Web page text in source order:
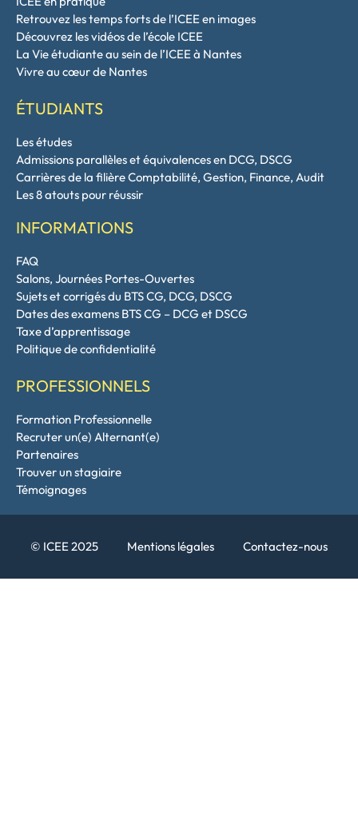
Retrouvez les temps forts de l’ICEE en images
Découvrez les vidéos de l’école ICEE
La Vie étudiante au sein de l’ICEE à Nantes
Vivre au cœur de Nantes
ÉTUDIANTS
Les études
Admissions parallèles et équivalences en DCG, DSCG
Carrières de la filière Comptabilité, Gestion, Finance, Audit
Les 8 atouts pour réussir
INFORMATIONS
FAQ
Salons, Journées Portes-Ouvertes
Sujets et corrigés du BTS CG, DCG, DSCG
Dates des examens BTS CG – DCG et DSCG
Taxe d’apprentissage
Politique de confidentialité
PROFESSIONNELS
Formation Professionnelle
Recruter un(e) Alternant(e)
Partenaires
Trouver un stagiaire
Témoignages
© ICEE 2025 Mentions légales Contactez-nous